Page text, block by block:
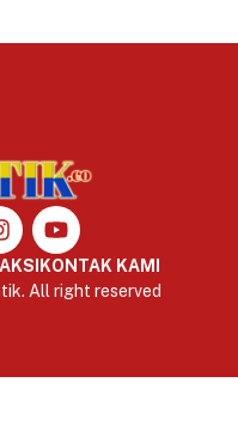
KONTAK KAMI
All right reserved